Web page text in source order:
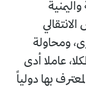
ومحاولة
عاملا أدى
بها دولياً